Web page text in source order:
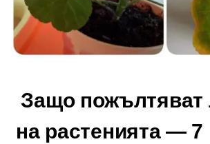
Защо пожълтяват
на растенията — 7